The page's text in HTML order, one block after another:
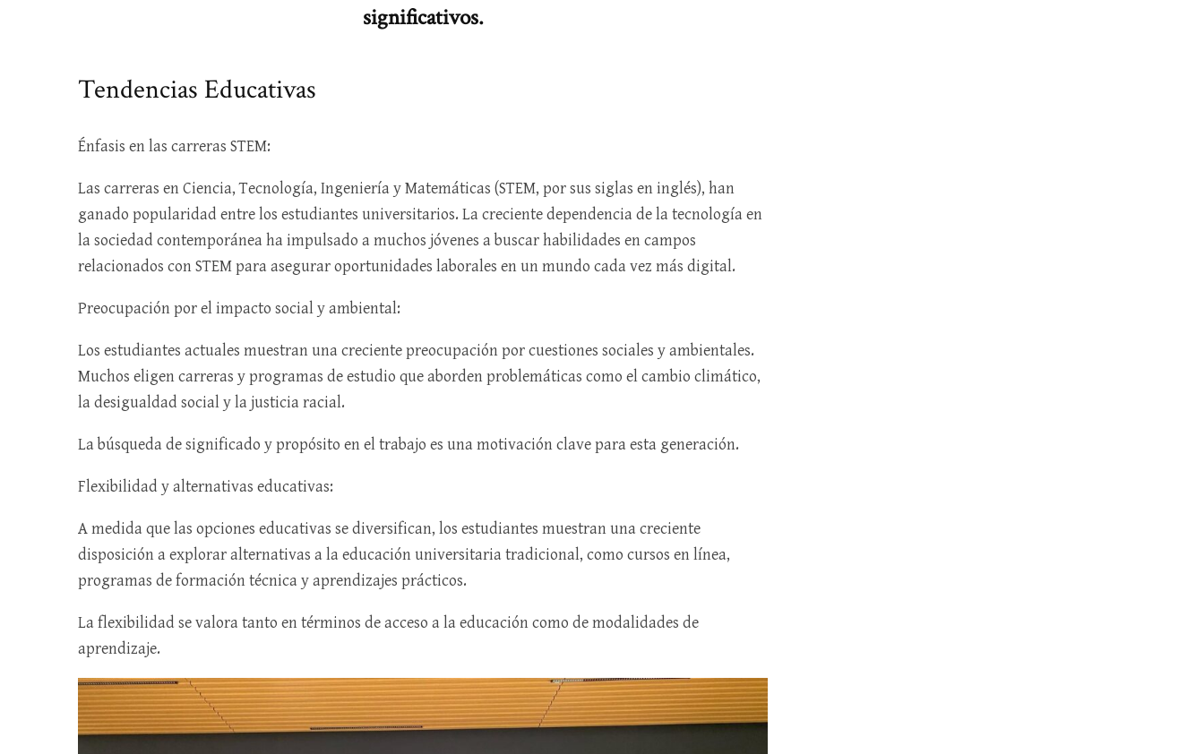
significativos.
Tendencias Educativas
Énfasis en las carreras STEM:
Las carreras en Ciencia, Tecnología, Ingeniería y Matemáticas (STEM, por sus siglas en inglés), han
ganado popularidad entre los estudiantes universitarios. La creciente dependencia de la tecnología en
la sociedad contemporánea ha impulsado a muchos jóvenes a buscar habilidades en campos
relacionados con STEM para asegurar oportunidades laborales en un mundo cada vez más digital.
Preocupación por el impacto social y ambiental:
Los estudiantes actuales muestran una creciente preocupación por cuestiones sociales y ambientales.
Muchos eligen carreras y programas de estudio que aborden problemáticas como el cambio climático,
la desigualdad social y la justicia racial.
La búsqueda de significado y propósito en el trabajo es una motivación clave para esta generación.
Flexibilidad y alternativas educativas:
A medida que las opciones educativas se diversifican, los estudiantes muestran una creciente
disposición a explorar alternativas a la educación universitaria tradicional, como cursos en línea,
programas de formación técnica y aprendizajes prácticos.
La flexibilidad se valora tanto en términos de acceso a la educación como de modalidades de
aprendizaje.